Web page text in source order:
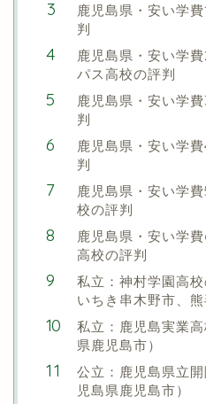
鹿児島県・安い学
判
鹿児島県・安い学
パス高校の評判
鹿児島県・安い学
判
鹿児島県・安い学
判
鹿児島県・安い学
校の評判
鹿児島県・安い学
高校の評判
私立：神村学園高
いちき串木野市、熊
私立：鹿児島実業
県鹿児島市）
公立：鹿児島県立
児島県鹿児島市）